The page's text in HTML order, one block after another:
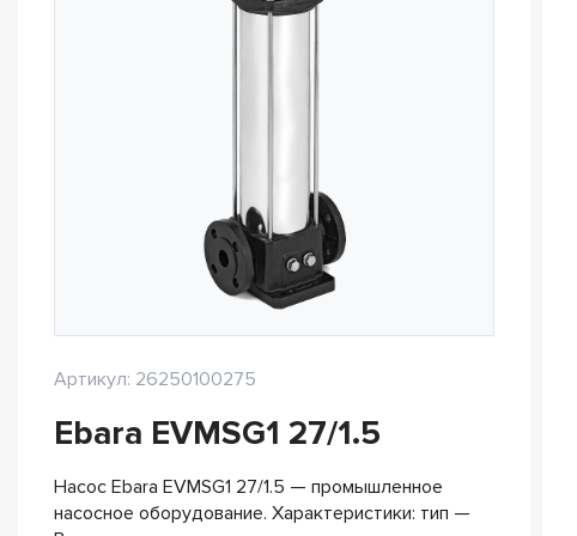
Артикул: 26250100275
Ebara EVMSG1 27/1.5
Насос Ebara EVMSG1 27/1.5 — промышленное
насосное оборудование. Характеристики: тип —